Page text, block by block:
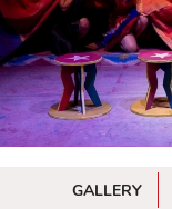
GALLERY